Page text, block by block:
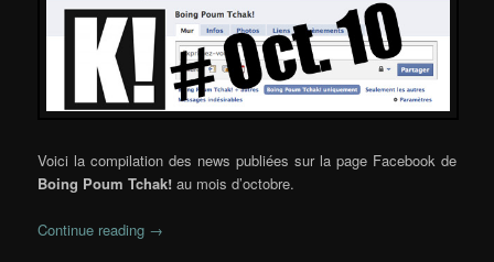
Voici la compilation des news publiées sur la page Facebook de
Boing Poum Tchak! au mois d’octobre.
Continue reading →